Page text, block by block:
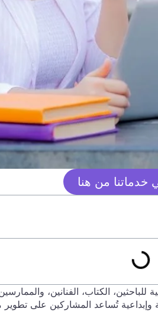
من هنا
للباحثين، الكتاب، الفنانين،
تُساعد المشاركين على تطوير